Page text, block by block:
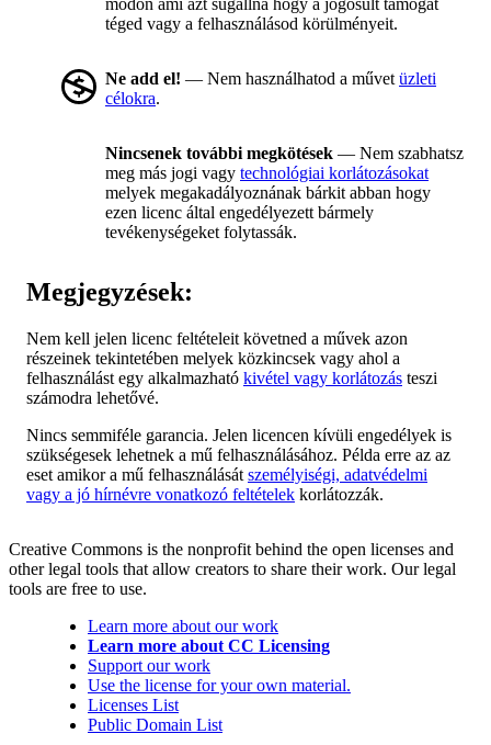
módon ami azt sugallná hogy a jogosult támogat
téged vagy a felhasználásod körülményeit.
Ne add el! — Nem használhatod a művet üzleti
célokra.
Nincsenek további megkötések — Nem szabhatsz
meg más jogi vagy technológiai korlátozásokat
melyek megakadályoznának bárkit abban hogy
ezen licenc által engedélyezett bármely
tevékenységeket folytassák.
Megjegyzések:
Nem kell jelen licenc feltételeit követned a művek azon
részeinek tekintetében melyek közkincsek vagy ahol a
felhasználást egy alkalmazható kivétel vagy korlátozás teszi
számodra lehetővé.
Nincs semmiféle garancia. Jelen licencen kívüli engedélyek is
szükségesek lehetnek a mű felhasználásához. Példa erre az az
eset amikor a mű felhasználását személyiségi, adatvédelmi
vagy a jó hírnévre vonatkozó feltételek korlátozzák.
Creative Commons is the nonprofit behind the open licenses and
other legal tools that allow creators to share their work. Our legal
tools are free to use.
Learn more about our work
Learn more about CC Licensing
Support our work
Use the license for your own material.
Licenses List
Public Domain List